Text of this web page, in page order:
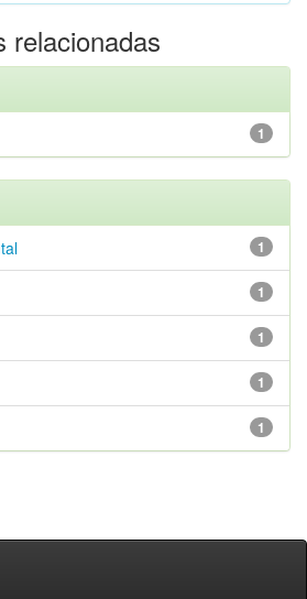
relacionadas
1
1
1
1
1
1